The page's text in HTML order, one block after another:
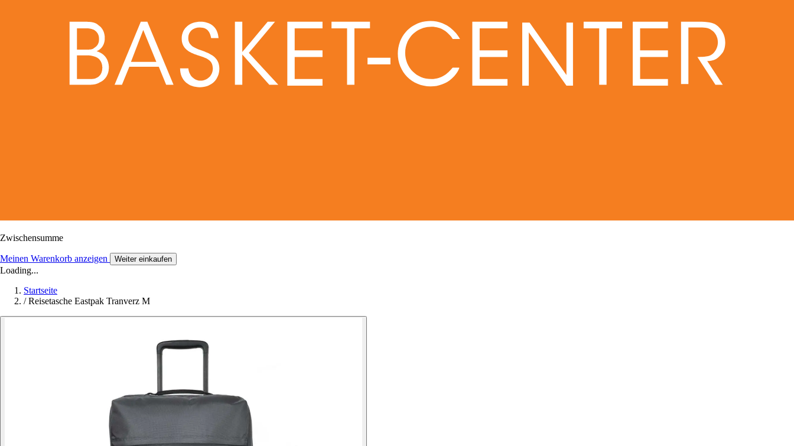
Zwischensumme
Meinen Warenkorb anzeigen Weiter einkaufen
Loading...
Startseite
/ Reisetasche Eastpak Tranverz M